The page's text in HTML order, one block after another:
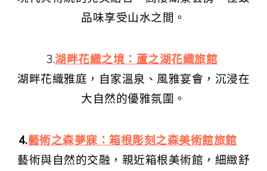
品味享受山水之間。
3.湖畔花織之境：蘆之湖花織旅館
湖畔花織雅庭，自家溫泉、風雅宴會，沉浸在
大自然的優雅氛圍。
4.藝術之森夢寐：箱根彫刻之森美術館旅館
藝術與自然的交融，親近箱根美術館，細緻舒